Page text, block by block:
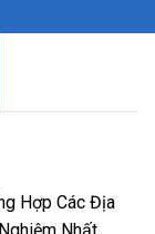
Hợp Các Địa